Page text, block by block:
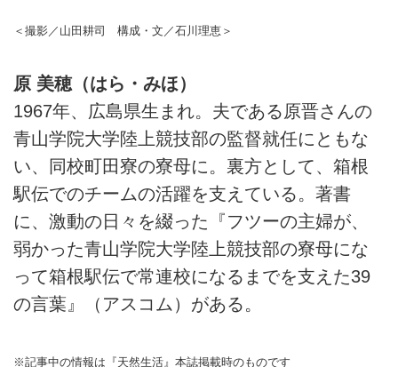
＜撮影／山田耕司 構成・文／石川理恵＞
原 美穂（はら・みほ）
1967年、広島県生まれ。夫である原晋さんの
青山学院大学陸上競技部の監督就任にともな
い、同校町田寮の寮母に。裏方として、箱根
駅伝でのチームの活躍を支えている。著書
に、激動の日々を綴った『フツーの主婦が、
弱かった青山学院大学陸上競技部の寮母にな
って箱根駅伝で常連校になるまでを支えた39
の言葉』（アスコム）がある。
※記事中の情報は『天然生活』本誌掲載時のものです